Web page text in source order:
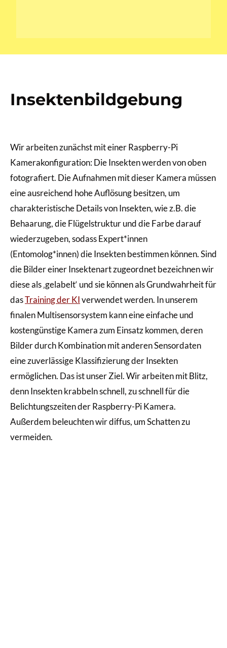
Insektenbildgebung
Wir arbeiten zunächst mit einer Raspberry-Pi
Kamerakonfiguration: Die Insekten werden von oben
fotografiert. Die Aufnahmen mit dieser Kamera müssen
eine ausreichend hohe Auflösung besitzen, um
charakteristische Details von Insekten, wie z.B. die
Behaarung, die Flügelstruktur und die Farbe darauf
wiederzugeben, sodass Expert*innen
(Entomolog*innen) die Insekten bestimmen können. Sind
die Bilder einer Insektenart zugeordnet bezeichnen wir
diese als ‚gelabelt‘ und sie können als Grundwahrheit für
dasTraining der KIverwendet werden. In unserem
finalen Multisensorsystem kann eine einfache und
kostengünstige Kamera zum Einsatz kommen, deren
Bilder durch Kombination mit anderen Sensordaten
eine zuverlässige Klassifizierung der Insekten
ermöglichen. Das ist unser Ziel. Wir arbeiten mit Blitz,
denn Insekten krabbeln schnell, zu schnell für die
Belichtungszeiten der Raspberry-Pi Kamera.
Außerdem beleuchten wir diffus, um Schatten zu
vermeiden.